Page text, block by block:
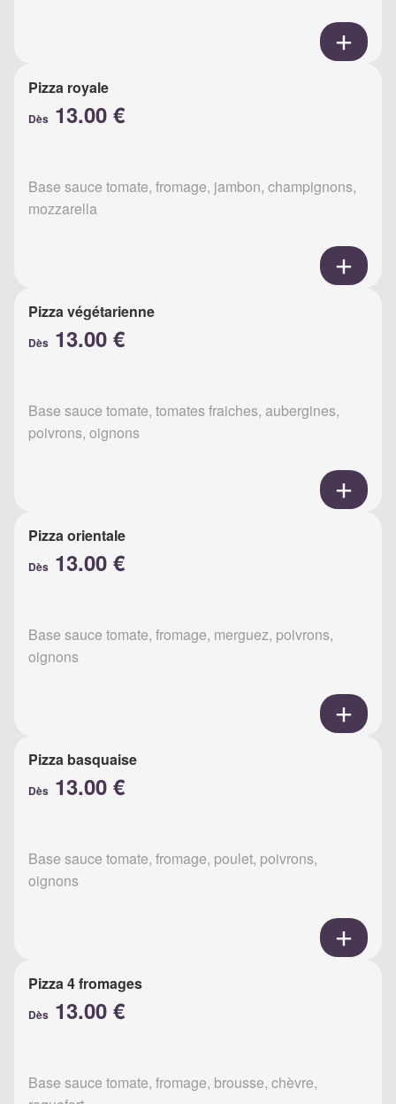
Pizza royale
Dès 13.00 €
Base sauce tomate, fromage, jambon, champignons,
mozzarella
Pizza végétarienne
Dès 13.00 €
Base sauce tomate, tomates fraiches, aubergines,
poivrons, oignons
Pizza orientale
Dès 13.00 €
Base sauce tomate, fromage, merguez, poivrons,
oignons
Pizza basquaise
Dès 13.00 €
Base sauce tomate, fromage, poulet, poivrons,
oignons
Pizza 4 fromages
Dès 13.00 €
Base sauce tomate, fromage, brousse, chèvre,